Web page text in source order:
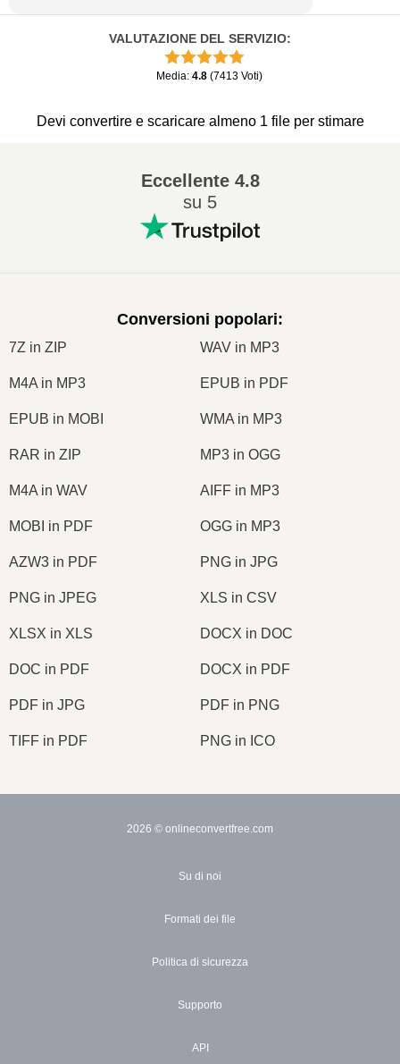
VALUTAZIONE DEL SERVIZIO:
Media: 4.8 (7413 Voti)
Devi convertire e scaricare almeno 1 file per stimare
Eccellente4.8
su 5
Conversioni popolari:
7Z in ZIP WAV in MP3
M4A in MP3 EPUB in PDF
EPUB in MOBI WMA in MP3
RAR in ZIP MP3 in OGG
M4A in WAV AIFF in MP3
MOBI in PDF OGG in MP3
AZW3 in PDF PNG in JPG
PNG in JPEG XLS in CSV
XLSX in XLS DOCX in DOC
DOC in PDF DOCX in PDF
PDF in JPG PDF in PNG
TIFF in PDF PNG in ICO
2026 © onlineconvertfree.com
Su di noi
Formati dei file
Politica di sicurezza
Supporto
API